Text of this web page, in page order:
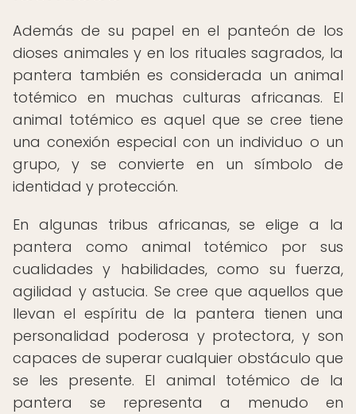
Además de su papel en el panteón de los
dioses animales y en los rituales sagrados, la
pantera también es considerada un animal
totémico en muchas culturas africanas. El
animal totémico es aquel que se cree tiene
una conexión especial con un individuo o un
grupo, y se convierte en un símbolo de
identidad y protección.
En algunas tribus africanas, se elige a la
pantera como animal totémico por sus
cualidades y habilidades, como su fuerza,
agilidad y astucia. Se cree que aquellos que
llevan el espíritu de la pantera tienen una
personalidad poderosa y protectora, y son
capaces de superar cualquier obstáculo que
se les presente. El animal totémico de la
pantera se representa a menudo en